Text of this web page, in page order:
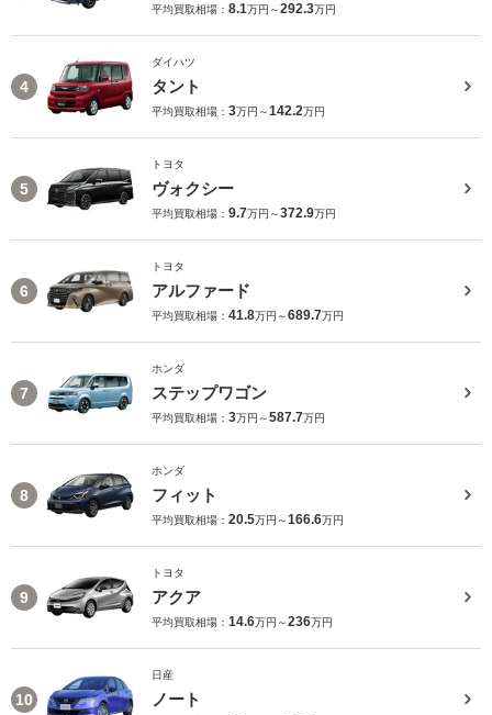
平均買取相場： 8.1万円～292.3万円
4
ダイハツ
タント
平均買取相場： 3万円～142.2万円
5
トヨタ
ヴォクシー
平均買取相場： 9.7万円～372.9万円
6
トヨタ
アルファード
平均買取相場： 41.8万円～689.7万円
7
ホンダ
ステップワゴン
平均買取相場： 3万円～587.7万円
8
ホンダ
フィット
平均買取相場： 20.5万円～166.6万円
9
トヨタ
アクア
平均買取相場： 14.6万円～236万円
10
日産
ノート